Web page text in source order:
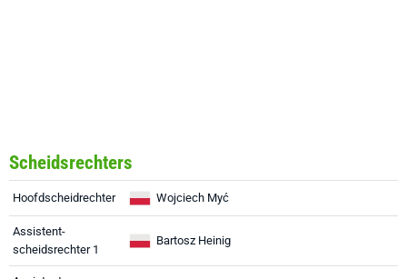
Scheidsrechters
Hoofdscheidrechter Wojciech Myć
Assistent-
scheidsrechter 1
Bartosz Heinig